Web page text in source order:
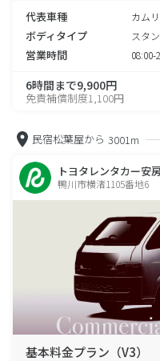
代表車種 カム
ボディタイプ スタ
営業時間 08:00-
6時間まで9,900円
免責補償制度1,100円
民宿松葉屋から 3001m
トヨタレンタカー安
鴨川市横渚1105番地6
基本料金プラン（V3）